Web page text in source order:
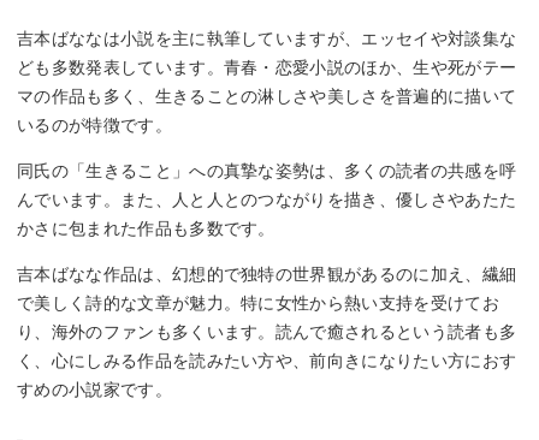
吉本ばななは小説を主に執筆していますが、エッセイや対談集な
ども多数発表しています。青春・恋愛小説のほか、生や死がテー
マの作品も多く、生きることの淋しさや美しさを普遍的に描いて
いるのが特徴です。
同氏の「生きること」への真摯な姿勢は、多くの読者の共感を呼
んでいます。また、人と人とのつながりを描き、優しさやあたた
かさに包まれた作品も多数です。
吉本ばなな作品は、幻想的で独特の世界観があるのに加え、繊細
で美しく詩的な文章が魅力。特に女性から熱い支持を受けてお
り、海外のファンも多くいます。読んで癒されるという読者も多
く、心にしみる作品を読みたい方や、前向きになりたい方におす
すめの小説家です。